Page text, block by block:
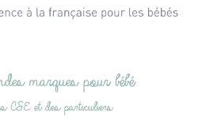
marques pour bébé
CSE et des particuliers